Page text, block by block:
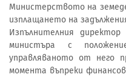
Министерството на
изплащането на
Изпълнителния
министъра с
управляваното от него
момента въпреки